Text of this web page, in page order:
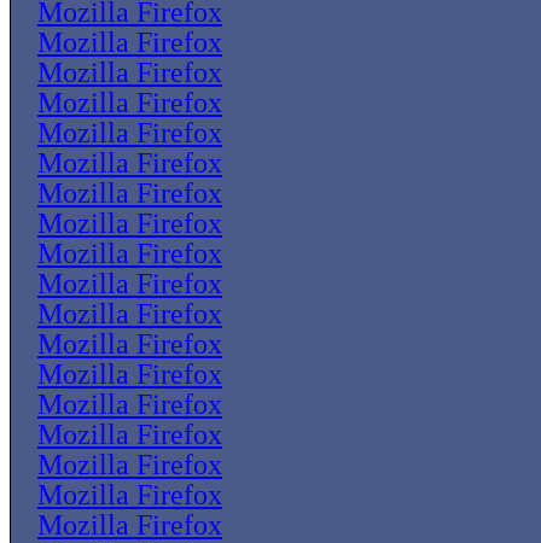
Mozilla Firefox
Mozilla Firefox
Mozilla Firefox
Mozilla Firefox
Mozilla Firefox
Mozilla Firefox
Mozilla Firefox
Mozilla Firefox
Mozilla Firefox
Mozilla Firefox
Mozilla Firefox
Mozilla Firefox
Mozilla Firefox
Mozilla Firefox
Mozilla Firefox
Mozilla Firefox
Mozilla Firefox
Mozilla Firefox